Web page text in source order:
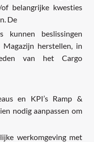
belangrijke kwesties
De
kunnen beslissingen
herstellen, in
van het Cargo
en KPI’s Ramp &
nodig aanpassen om
werkomgeving met